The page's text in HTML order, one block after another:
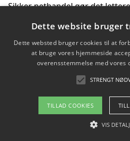
Sikker nethandel gør det
Ting du bør vide før du vælger
Copyright 2026 -
Om / kontakt
Blog
Dette website bruger
Dette websted bruger cookies til at
at bruge vores hjemmeside
overensstemmelse med vores
STRENGT
TILLAD COOKIES
VIS